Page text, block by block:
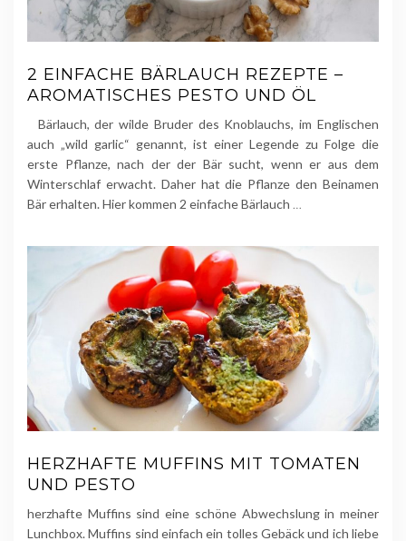
2 EINFACHE BÄRLAUCH REZEPTE –
AROMATISCHES PESTO UND ÖL
Bärlauch, der wilde Bruder des Knoblauchs, im Englischen
auch „wild garlic“ genannt, ist einer Legende zu Folge die
erste Pflanze, nach der der Bär sucht, wenn er aus dem
Winterschlaf erwacht. Daher hat die Pflanze den Beinamen
Bär erhalten. Hier kommen 2 einfache Bärlauch …
HERZHAFTE MUFFINS MIT TOMATEN
UND PESTO
herzhafte Muffins sind eine schöne Abwechslung in meiner
Lunchbox. Muffins sind einfach ein tolles Gebäck und ich liebe